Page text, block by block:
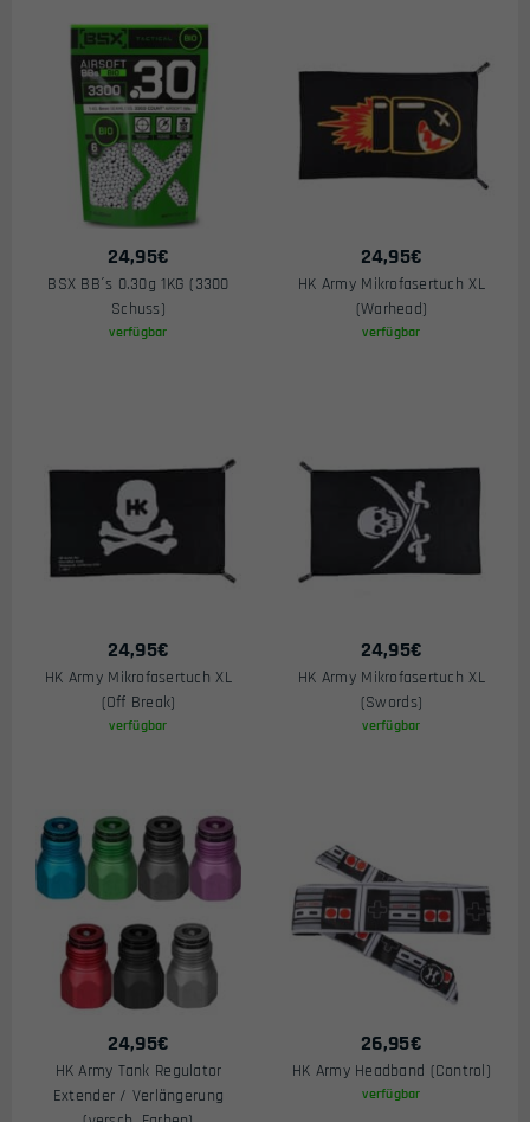
24,95€
BSX BB´s 0.30g 1KG (3300
Schuss)
verfügbar
24,95€
HK Army Mikrofasertuch XL
(Warhead)
verfügbar
24,95€
HK Army Mikrofasertuch XL
(Off Break)
verfügbar
24,95€
HK Army Mikrofasertuch XL
(Swords)
verfügbar
24,95€
HK Army Tank Regulator
Extender / Verlängerung
26,95€
HK Army Headband (Control)
verfügbar